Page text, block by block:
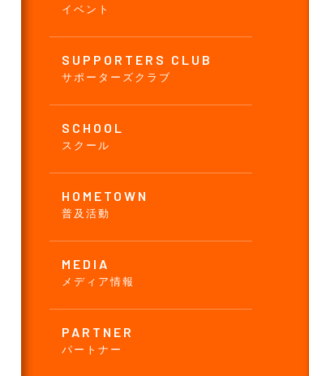
イベント
SUPPORTERS CLUB
サポーターズクラブ
SCHOOL
スクール
HOMETOWN
普及活動
MEDIA
メディア情報
PARTNER
パートナー